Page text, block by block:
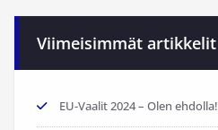
Viimeisimmät artikkelit
EU-Vaalit 2024 – Olen ehdolla!